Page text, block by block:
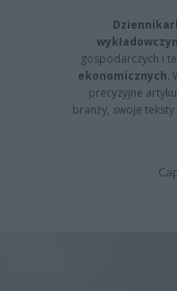
gospodarczych i
ekonomicznych.
precyzyjne
branży, swoje